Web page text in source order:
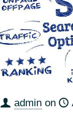
admin on